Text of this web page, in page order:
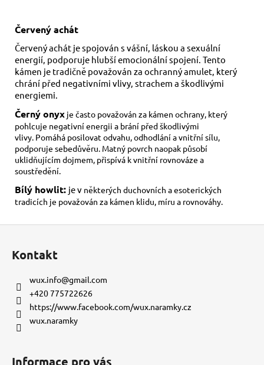
Červený achát
Červený achát je spojován s vášní, láskou a sexuální
energií, podporuje hlubší emocionální spojení. Tento
kámen je tradičně považován za ochranný amulet, který
chrání před negativními vlivy, strachem a škodlivými
energiemi.
Černý onyx je často považován za kámen ochrany, který
pohlcuje negativní energii a brání před škodlivými
vlivy. Pomáhá posilovat odvahu, odhodlání a vnitřní sílu,
podporuje sebedůvěru. Matný povrch naopak působí
uklidňujícím dojmem, přispívá k vnitřní rovnováze a
soustředění.
Bílý howlit: je v některých duchovních a esoterických
tradicích je považován za kámen klidu, míru a rovnováhy.
Kontakt
wux.info@gmail.com
+420 775722626
https://www.facebook.com/wux.naramky.cz
wux.naramky
Informace pro vás